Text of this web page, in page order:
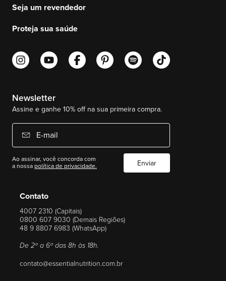
Contato
4007 2310 (Capitais)
0800 607 9030 (Demais Regiões)
48 9 8807 6983 (WhatsApp)
De 2ª a 6ª das 8h às 18h.
contato@essentialnutrition.com.br
Seja um revendedor
Proteja sua saúde
Newsletter
Assine e ganhe 10% off na sua primeira compra.
E-mail
Ao assinar, você concorda com
a nossapolítica de privacidade. Enviar